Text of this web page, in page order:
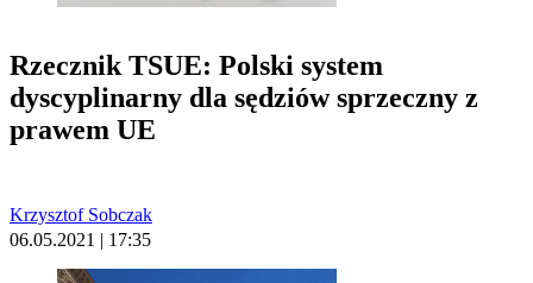
Rzecznik TSUE: Polski system
dyscyplinarny dla sędziów sprzeczny z
prawem UE
Krzysztof Sobczak
06.05.2021 | 17:35